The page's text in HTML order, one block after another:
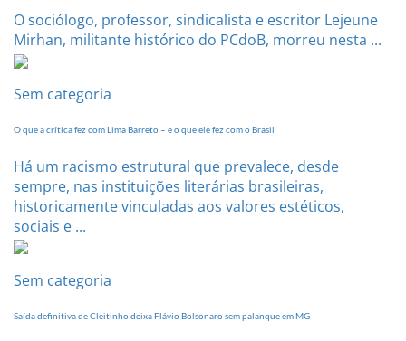
O sociólogo, professor, sindicalista e escritor Lejeune
Mirhan, militante histórico do PCdoB, morreu nesta ...
Sem categoria
O que a crítica fez com Lima Barreto – e o que ele fez com o Brasil
Há um racismo estrutural que prevalece, desde
sempre, nas instituições literárias brasileiras,
historicamente vinculadas aos valores estéticos,
sociais e ...
Sem categoria
Saída definitiva de Cleitinho deixa Flávio Bolsonaro sem palanque em MG